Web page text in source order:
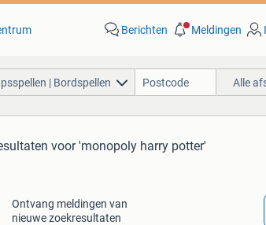
Berichten Meldingen
| Bordspellen Alle
voor 'monopoly harry potter'
Ontvang meldingen van
nieuwe zoekresultaten